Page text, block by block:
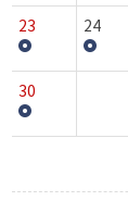
23 24
30